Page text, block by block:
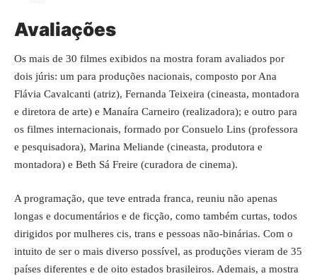
Avaliações
Os mais de 30 filmes exibidos na mostra foram avaliados por
dois júris: um para produções nacionais, composto por Ana
Flávia Cavalcanti (atriz), Fernanda Teixeira (cineasta, montadora
e diretora de arte) e Manaíra Carneiro (realizadora); e outro para
os filmes internacionais, formado por Consuelo Lins (professora
e pesquisadora), Marina Meliande (cineasta, produtora e
montadora) e Beth Sá Freire (curadora de cinema).
A programação, que teve entrada franca, reuniu não apenas
longas e documentários e de ficção, como também curtas, todos
dirigidos por mulheres cis, trans e pessoas não-binárias. Com o
intuito de ser o mais diverso possível, as produções vieram de 35
países diferentes e de oito estados brasileiros. Ademais, a mostra